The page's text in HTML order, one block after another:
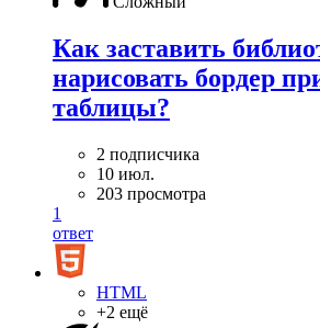
Как заставить
нарисовать бордер
таблицы?
2 подписчика
10 июл.
203 просмотра
1
ответ
HTML
+2 ещё